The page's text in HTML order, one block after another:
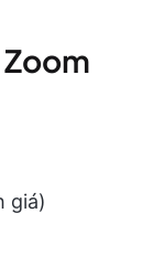
giá)